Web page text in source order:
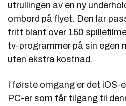
utrullingen av en ny
ombord på flyet. Den lar
fritt blant over 150
tv-programmer på sin egen
uten ekstra kostnad.
I første omgang er det
PC-er som får tilgang til